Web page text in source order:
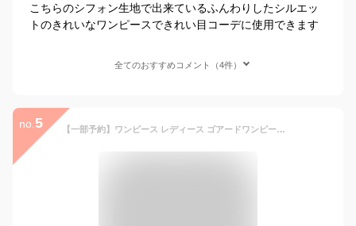
こちらのシフォン生地で出来ているふんわりしたシルエッ
トのきれいなワンピースできれい目コーデに使用できます
全てのおすすめコメント（4件）
no. 5 【一部予約】ワンピース レディース ゴアードワンピース Vネック ロング 膝下 フレアー ファスナー付き きれいめ フォーマル Aライン ウエスト絞り 長袖 大人っぽい オフィス セレモニー 上品 かわいい 着痩せ 秋 冬 SAISON DE PAPILLON sdp0177